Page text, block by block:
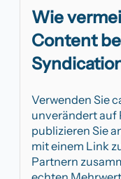
Wie
Content
Verwenden Sie
unverändert auf
publizieren Sie
mit einem Link
Partnern